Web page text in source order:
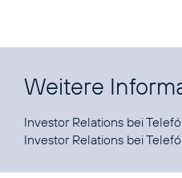
Weitere
Investor Relations bei
Investor Relations bei